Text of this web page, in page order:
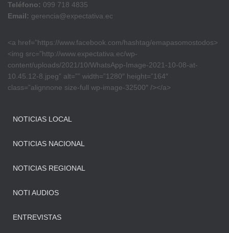
Teléfono: 099 718 4835
Email: gerencia@expectativa.ec
<a href=”https://www.facebook.com/hashtag/emapasomostodos>
<img src=”http://www.expectativa.ec/wp-
content/uploads/2021/10/WhatsApp-Image-2021-10-08-at-
10.45.12-8.jpeg” alt=”” width=”1280″ height=”164″
class=”alignnone size-full wp-image-32500″ /></a>
NOTICIAS LOCAL
NOTICIAS NACIONAL
NOTICIAS REGIONAL
NOTI AUDIOS
ENTREVISTAS